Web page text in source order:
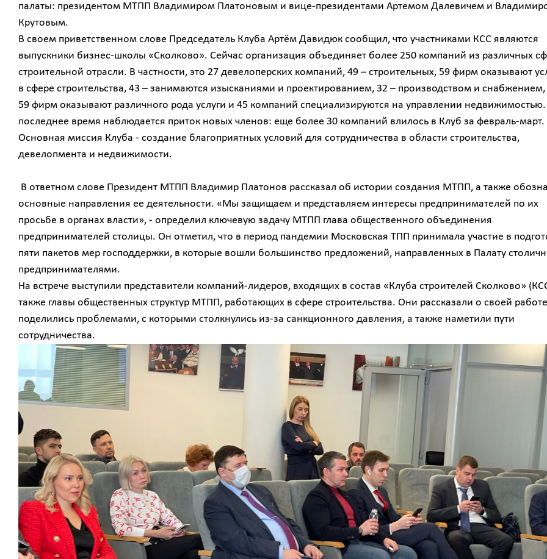
палаты: президентом МТПП Владимиром Платоновым и вице-президентами Артемом Далевичем и
Крутовым.
В своем приветственном слове Председатель Клуба Артём Давидюк сообщил, что участниками КСС являются
выпускники бизнес-школы «Сколково». Сейчас организация объединяет более 250 компаний из различных
строительной отрасли. В частности, это 27 девелоперских компаний, 49 – строительных, 59 фирм оказывают
в сфере строительства, 43 – занимаются изысканиями и проектированием, 32 – производством и
59 фирм оказывают различного рода услуги и 45 компаний специализируются на управлении
последнее время наблюдается приток новых членов: еще более 30 компаний влилось в Клуб за февраль-март.
Основная миссия Клуба - создание благоприятных условий для сотрудничества в области строительства,
девелопмента и недвижимости.
В ответном слове Президент МТПП Владимир Платонов рассказал об истории создания МТПП, а также
основные направления ее деятельности. «Мы защищаем и представляем интересы предпринимателей по их
просьбе в органах власти», - определил ключевую задачу МТПП глава общественного объединения
предпринимателей столицы. Он отметил, что в период пандемии Московская ТПП принимала участие в
пяти пакетов мер господдержки, в которые вошли большинство предложений, направленных в Палату
предпринимателями.
На встрече выступили представители компаний-лидеров, входящих в состав «Клуба строителей Сколково»
также главы общественных структур МТПП, работающих в сфере строительства. Они рассказали о своей
поделились проблемами, с которыми столкнулись из-за санкционного давления, а также наметили пути
сотрудничества.
Вид работ ?